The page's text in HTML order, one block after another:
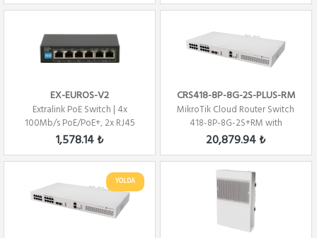
EX-EUROS-V2
Extralink PoE Switch | 4x
100Mb/s PoE/PoE+, 2x RJ45
Uplink 100Mb/s...
1,578.14 ₺
CRS418-8P-8G-2S-PLUS-RM
MikroTik Cloud Router Switch
418-8P-8G-2S+RM with
RouterOS L5, rac...
20,879.94 ₺
YOLDA